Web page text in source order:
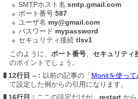
SMTPホスト名 smtp.gmail.com
ポート番号 587
ユーザ名 my@gmail.com
パスワード mypassword
セキュリティ接続 tlsv1
このように、 ポート番号、 セキュリティ
のポイントでしょう。
12行目 – : 以前の記事の「Monitを使っ
て設定した例からの引用になります。
16行目 : ここの設定だけが、 restart から